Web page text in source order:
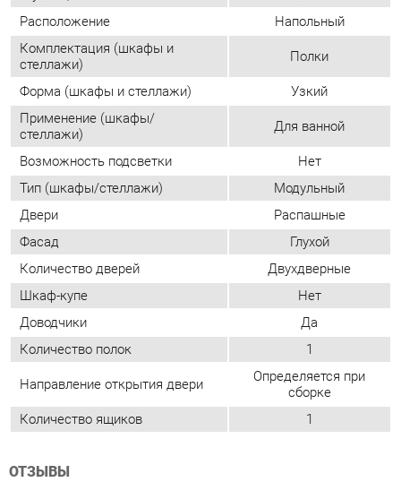
стеллажи)
Тип (шкафы/стеллажи)
Модульный
Двери
Распашные
Фасад
Глухой
Количество дверей
Двухдверные
Шкаф-купе
Нет
Доводчики
Да
Количество полок
1
Направление открытия двери Определяется при
сборке
Количество ящиков
1
ОТЗЫВЫ
Пока нет отзывов, поделитесь первым своим мнением.
ДОБАВИТЬ ОТЗЫВ
ПОХОЖИЕ ТОВАРЫ